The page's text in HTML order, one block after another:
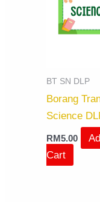
BT SN DLP
Borang
Science
RM5.00
Cart